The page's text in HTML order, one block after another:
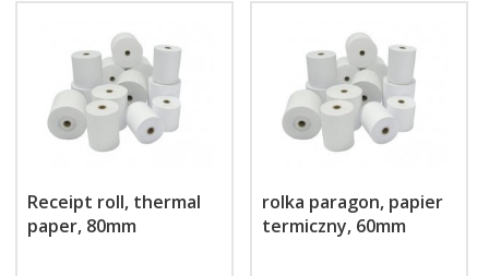
Receipt roll, thermal
paper, 80mm
rolka paragon, papier
termiczny, 60mm